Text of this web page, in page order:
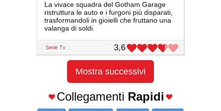
La vivace squadra del Gotham Garage
ristruttura le auto e i furgoni più disparati,
trasformandoli in gioielli che fruttano una
valanga di soldi.
serie Tv 3,6
Mostra successivi
Collegamenti Rapidi